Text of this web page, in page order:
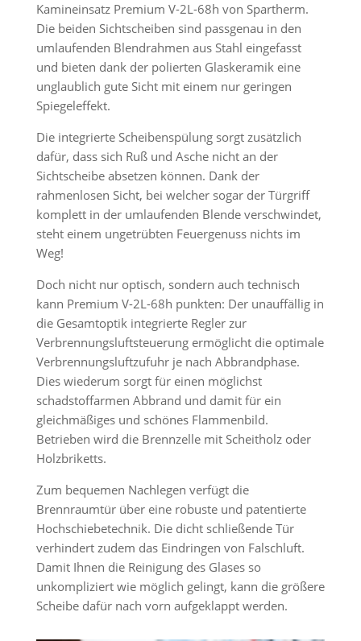
Kamineinsatz Premium V-2L-68h von Spartherm.
Die beiden Sichtscheiben sind passgenau in den
umlaufenden Blendrahmen aus Stahl eingefasst
und bieten dank der polierten Glaskeramik eine
unglaublich gute Sicht mit einem nur geringen
Spiegeleffekt.
Die integrierte Scheibenspülung sorgt zusätzlich
dafür, dass sich Ruß und Asche nicht an der
Sichtscheibe absetzen können. Dank der
rahmenlosen Sicht, bei welcher sogar der Türgriff
komplett in der umlaufenden Blende verschwindet,
steht einem ungetrübten Feuergenuss nichts im
Weg!
Doch nicht nur optisch, sondern auch technisch
kann Premium V-2L-68h punkten: Der unauffällig in
die Gesamtoptik integrierte Regler zur
Verbrennungsluftsteuerung ermöglicht die optimale
Verbrennungsluftzufuhr je nach Abbrandphase.
Dies wiederum sorgt für einen möglichst
schadstoffarmen Abbrand und damit für ein
gleichmäßiges und schönes Flammenbild.
Betrieben wird die Brennzelle mit Scheitholz oder
Holzbriketts.
Zum bequemen Nachlegen verfügt die
Brennraumtür über eine robuste und patentierte
Hochschiebetechnik. Die dicht schließende Tür
verhindert zudem das Eindringen von Falschluft.
Damit Ihnen die Reinigung des Glases so
unkompliziert wie möglich gelingt, kann die größere
Scheibe dafür nach vorn aufgeklappt werden.